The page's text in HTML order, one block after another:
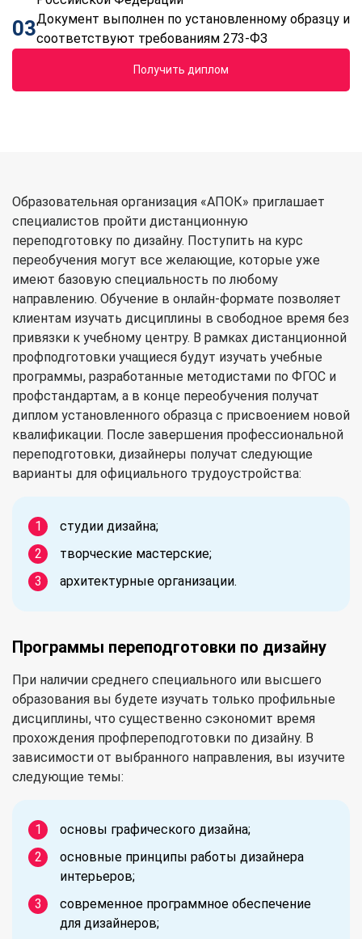
03Документ выполнен по установленному образцу и
соответствуют требованиям 273-ФЗ
Получить диплом
Образовательная организация «АПОК» приглашает
специалистов пройти дистанционную
переподготовку по дизайну. Поступить на курс
переобучения могут все желающие, которые уже
имеют базовую специальность по любому
направлению. Обучение в онлайн-формате позволяет
клиентам изучать дисциплины в свободное время без
привязки к учебному центру. В рамках дистанционной
профподготовки учащиеся будут изучать учебные
программы, разработанные методистами по ФГОС и
профстандартам, а в конце переобучения получат
диплом установленного образца с присвоением новой
квалификации. После завершения профессиональной
переподготовки, дизайнеры получат следующие
варианты для официального трудоустройства:
студии дизайна;
творческие мастерские;
архитектурные организации.
Программы переподготовки по дизайну
При наличии среднего специального или высшего
образования вы будете изучать только профильные
дисциплины, что существенно сэкономит время
прохождения профпереподготовки по дизайну. В
зависимости от выбранного направления, вы изучите
следующие темы:
основы графического дизайна;
основные принципы работы дизайнера
интерьеров;
современное программное обеспечение
для дизайнеров;